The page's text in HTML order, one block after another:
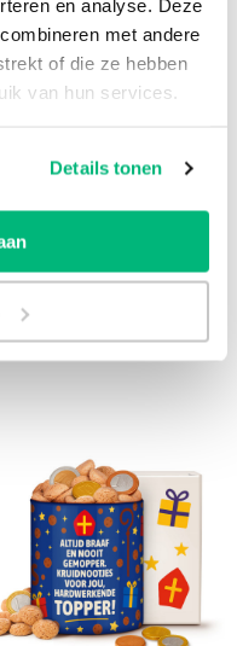
en analyse. Deze
met andere
of die ze hebben
van hun services.
Details tonen
geen enkel
link, vul het
binnen 1